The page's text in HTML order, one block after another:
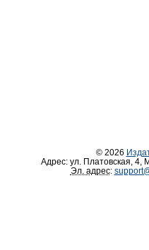
© 2026
Адрес: ул. Платовская, 4
Эл. адрес: